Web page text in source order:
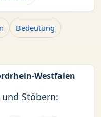
Bedeutung
Westfalen
Stöbern: